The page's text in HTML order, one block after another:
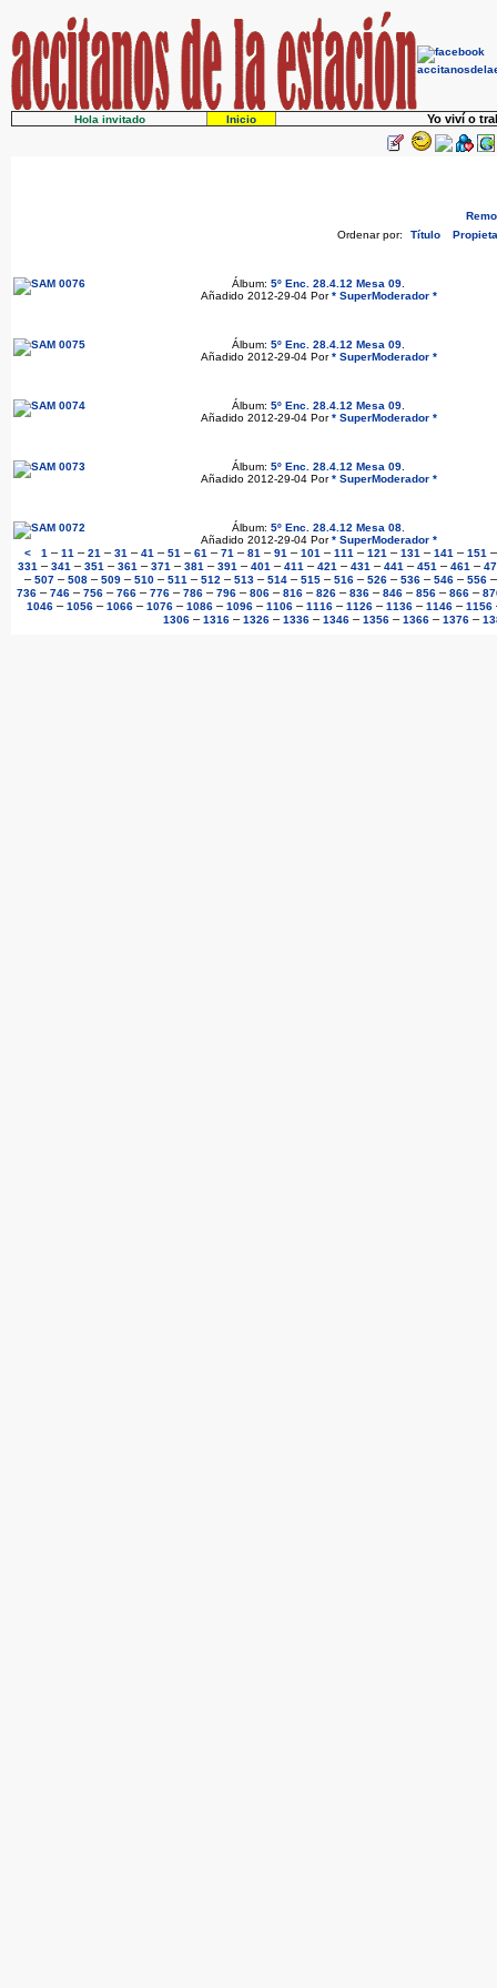
Hola invitado Inicio Yo viví o
Ordenar por:
Título
Álbum: 5º Enc. 28.4.12 Mesa 09
Añadido 2012-29-04 Por* SuperModerador *
Álbum: 5º Enc. 28.4.12 Mesa 09
Añadido 2012-29-04 Por* SuperModerador *
Álbum: 5º Enc. 28.4.12 Mesa 09
Añadido 2012-29-04 Por* SuperModerador *
Álbum: 5º Enc. 28.4.12 Mesa 09
Añadido 2012-29-04 Por* SuperModerador *
Álbum: 5º Enc. 28.4.12 Mesa 08
Añadido 2012-29-04 Por* SuperModerador *
<
1 – 11 – 21 – 31 – 41 – 51 – 61 – 71 – 81 – 91 – 101 – 111 – 121 – 131 – 141 – 151
331 – 341 – 351 – 361 – 371 – 381 – 391 – 401 – 411 – 421 – 431 – 441 – 451 – 461 –
– 507 – 508 – 509 – 510 – 511 – 512 – 513 – 514 – 515 – 516 – 526 – 536 – 546 – 556
736– 746– 756– 766– 776– 786– 796– 806– 816– 826– 836– 846– 856– 866–
1046– 1056– 1066– 1076– 1086– 1096– 1106– 1116– 1126– 1136– 1146– 1156
1306– 1316– 1326– 1336– 1346– 1356– 1366– 1376–